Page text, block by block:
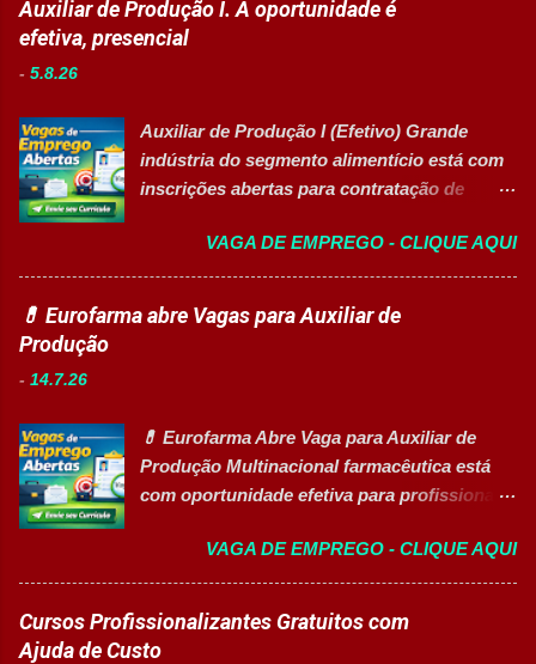
atividades. Monitorar estudantes durante
aulas e recreios. Contribuir para um
pela liderança. Apoiar diversas ações
educacionais desenvolv...
de escolaridade, além de vagas para estágio,
ambiente hospitalar estruturado, com
atuação em áreas administrativas,
assistenciais, operacionais e de apoio. Vagas
Enfermagem Enfermeiro Vigia (Modalidade
Intermitente) Assistente Administrativo I
(Exclusiva PcD) Auxiliar de Faturamento
Auxiliar de Produção I. A oportunidade é
efetiva, presencial
- 5.8.26
Auxiliar de Produção I (Efetivo) Grande
indústria do segmento alimentício está com
inscrições abertas para contratação de
AGORA Resumo da vaga Cargo: Auxiliar de
Produção I Empresa: Grupo 3Corações Tipo
de contratação: Efetivo (CLT) Modelo de
trabalho: Presencial Inscrições até: 10 de
abastecer materiais para as linhas de
produção. Separar produtos e insumos
utilizados na fabricação. Realizar paletização
o ambiente de trabalho limpo. Auxiliar
operadores nas atividades produtivas.
Comunicar anormalidades nos
equipamentos à manutenção. Cumprir
VAGA DE EMPREGO - CLIQUE AQUI
💊 Eurofarma abre Vagas para Auxiliar de
Produção
- 14.7.26
💊 Eurofarma Abre Vaga para Auxiliar de
Produção Multinacional farmacêutica está
com oportunidade efetiva para profissionais
Deficiência (PcD). 🏢 Sobre a Eurofarma
Com mais de 50 anos de história , a
Eurofarma é uma multinacional brasileira
presente em 22 países , reconhecida pela
VAGA DE EMPREGO - CLIQUE AQUI
Cursos Profissionalizantes Gratuitos com
Ajuda de Custo